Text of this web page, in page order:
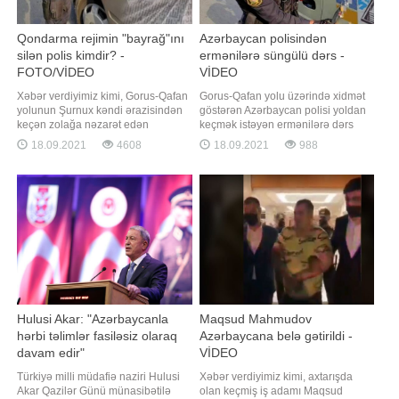
Qondarma rejimin "bayrağ"ını
silən polis kimdir? -
FOTO/VİDEO
Xəbər verdiyimiz kimi, Gorus-Qafan
yolunun Şurnux kəndi ərazisindən
keçən zolağa nəzarət edən
Azərbaycan polisi burada hərəkət
edən avtomobilin üzərindəki
qondarma "bayrağı"nı elə yerindəcə
süngü ilə qazıyıb. Sosial
şəbəkələrdə yayılan məlumata
görə, həmi
18.09.2021 4608
Azərbaycan polisindən
ermənilərə süngülü dərs -
VİDEO
Gorus-Qafan yolu üzərində xidmət
göstərən Azərbaycan polisi yoldan
keçmək istəyən ermənilərə dərs
verib. "Qafqazinfo" xəbər verir ki,
sosial şəbəkələrdə yayılan
respublikanın "bayrağ"ı olan
avtomobilin postdan keçmək üçün
yaxınlaşdığı görünür. Postd
18.09.2021 988
Hulusi Akar: "Azərbaycanla
hərbi təlimlər fasiləsiz olaraq
davam edir"
Türkiyə milli müdafiə naziri Hulusi
Akar Qazilər Günü münasibətilə
Maqsud Mahmudov
Azərbaycana belə gətirildi -
VİDEO
Xəbər verdiyimiz kimi, axtarışda
olan keçmiş iş adamı Maqsud